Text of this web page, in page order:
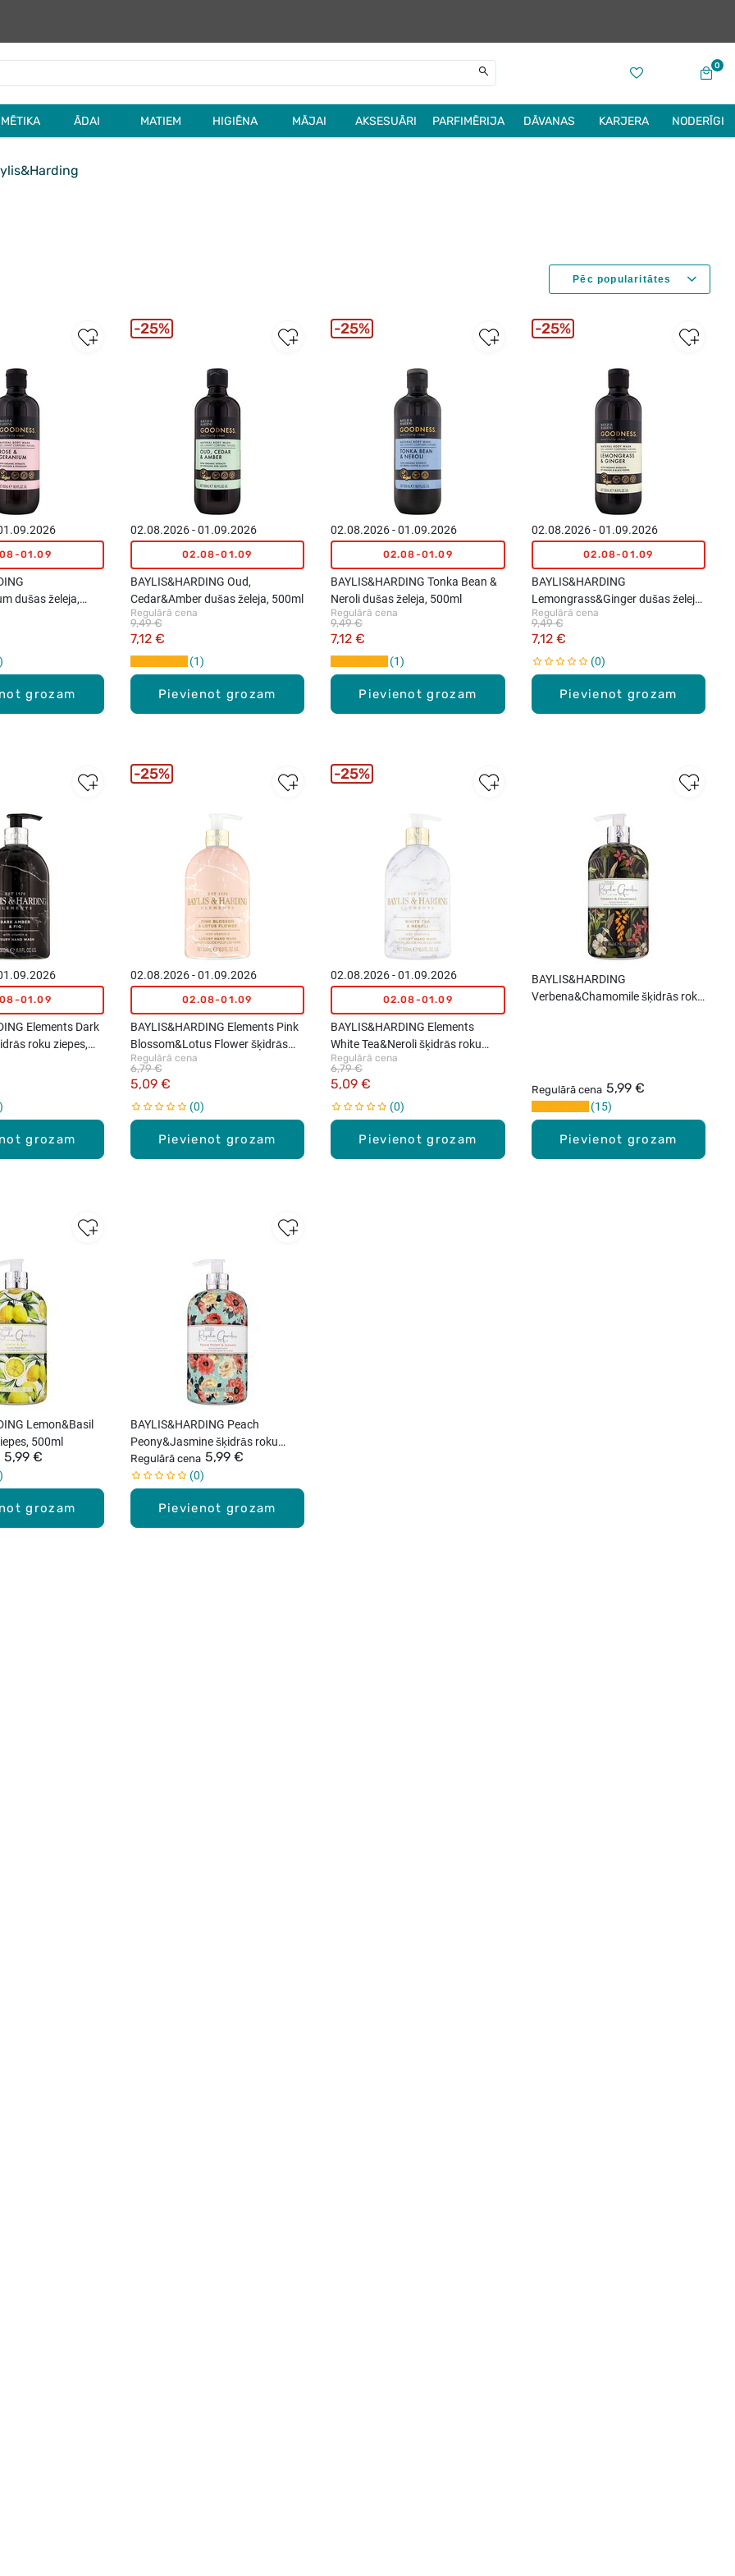
0
ĀDAI MATIEM HIGIĒNA MĀJAI AKSESUĀRI PARFIMĒRIJA DĀVANAS KARJERA NODERĪGI
grozam
01.09
dušas želeja,
Pievienot grozam
02.08.2026 - 01.09.2026
02.08-01.09
BAYLIS&HARDING Oud,
Cedar&Amber dušas želeja, 500ml
Regulārā cena
7,12 €
9,49 €
1
25%
Pievienot grozam
02.08.2026 - 01.09.2026
02.08-01.09
BAYLIS&HARDING Tonka Bean &
Neroli dušas želeja, 500ml
Regulārā cena
7,12 €
9,49 €
1
25%
Pievienot grozam
02.08.2026 - 01.09.2026
02.08-01.09
BAYLIS&HARDING
Lemongrass&Ginger dušas želeja,
500ml
Regulārā cena
7,12 €
9,49 €
0
25%
grozam
01.09
Elements Dark
roku ziepes,
Pievienot grozam
02.08.2026 - 01.09.2026
02.08-01.09
BAYLIS&HARDING Elements Pink
Blossom&Lotus Flower šķidrās
roku ziepes, 500ml
Regulārā cena
5,09 €
6,79 €
0
25%
Pievienot grozam
02.08.2026 - 01.09.2026
02.08-01.09
BAYLIS&HARDING Elements
White Tea&Neroli šķidrās roku
ziepes, 500ml
Regulārā cena
5,09 €
6,79 €
0
25%
Pievienot grozam
BAYLIS&HARDING
Verbena&Chamomile šķidrās roku
Regulārā cena 5,99 €
15
grozam
Lemon&Basil
500ml
5,99 €
Pievienot grozam
BAYLIS&HARDING Peach
Peony&Jasmine šķidrās roku
ziepes, 500ml
Regulārā cena 5,99 €
0